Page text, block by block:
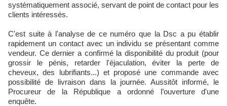
systématiquement associé, servant de point de contact pour les
clients intéressés.
C'est suite à l'analyse de ce numéro que la Dsc a pu établir
rapidement un contact avec un individu se présentant comme
vendeur. Ce dernier a confirmé la disponibilité du produit (pour
grossir le pénis, retarder l'éjaculation, éviter la perte de
cheveux, des lubrifiants...) et proposé une commande avec
possibilité de livraison dans la journée. Aussitôt informé, le
Procureur de la République a ordonné l’ouverture d'une
enquête.